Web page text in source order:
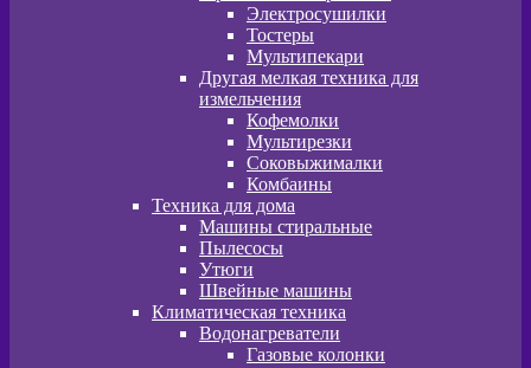
Электросушилки
Тостеры
Мультипекари
Другая мелкая техника для
измельчения
Кофемолки
Мультирезки
Соковыжималки
Комбаины
Техника для дома
Машины стиральные
Пылесосы
Утюги
Швейные машины
Климатическая техника
Водонагреватели
Газовые колонки